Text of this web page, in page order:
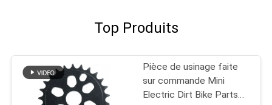
Top Produits
Pièce de usinage faite
sur commande Mini
Electric Dirt Bike Parts